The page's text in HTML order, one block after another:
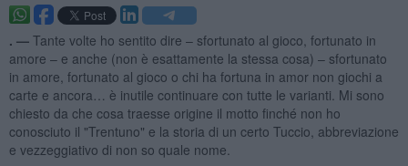
. — Tante volte ho sentito dire – sfortunato al gioco, fortunato in
amore – e anche (non è esattamente la stessa cosa) – sfortunato
in amore, fortunato al gioco o chi ha fortuna in amor non giochi a
carte e ancora… è inutile continuare con tutte le varianti. Mi sono
chiesto da che cosa traesse origine il motto finché non ho
conosciuto il "Trentuno" e la storia di un certo Tuccio, abbreviazione
e vezzeggiativo di non so quale nome.